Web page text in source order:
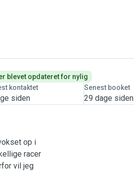
blevet opdateret for nylig
kontaktet
siden
Senest booket
29 dage siden
op i
racer
vil jeg